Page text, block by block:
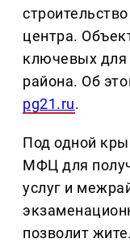
центра.
ключевых для
района. Об
pg21.ru.
Под одной
МФЦ для
услуг и
позволит